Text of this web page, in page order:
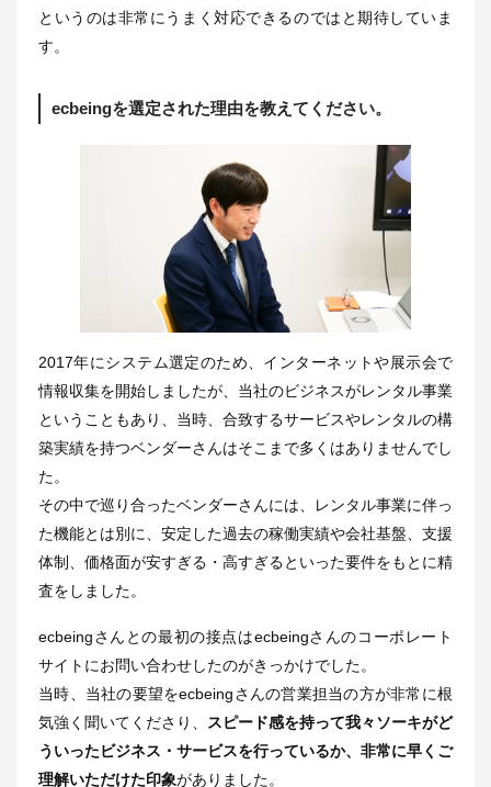
というのは非常にうまく対応できるのではと期待していま
す。
ecbeingを選定された理由を教えてください。
2017年にシステム選定のため、インターネットや展示会で
情報収集を開始しましたが、当社のビジネスがレンタル事業
ということもあり、当時、合致するサービスやレンタルの構
築実績を持つベンダーさんはそこまで多くはありませんでし
た。
その中で巡り合ったベンダーさんには、レンタル事業に伴っ
た機能とは別に、安定した過去の稼働実績や会社基盤、支援
体制、価格面が安すぎる・高すぎるといった要件をもとに精
査をしました。
ecbeingさんとの最初の接点はecbeingさんのコーポレート
サイトにお問い合わせしたのがきっかけでした。
当時、当社の要望をecbeingさんの営業担当の方が非常に根
気強く聞いてくださり、
スピード感を持って我々ソーキがど
ういったビジネス・サービスを行っているか、非常に早くご
理解いただけた印象がありました。